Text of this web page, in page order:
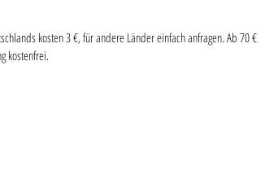
kosten 3 €, für andere Länder einfach anfragen. Ab 70 €
kostenfrei.